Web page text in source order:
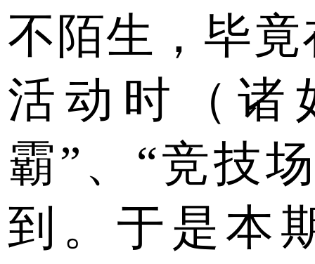
不陌生，毕
活动时（诸
霸”、“竞技
到。于是本